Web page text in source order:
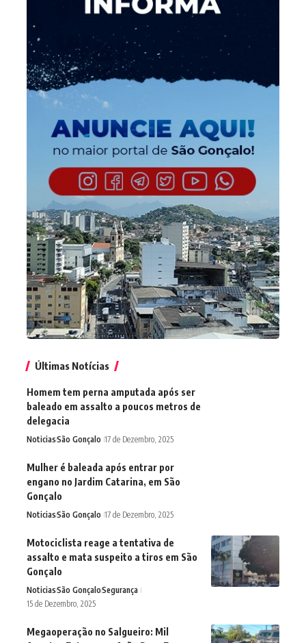
Últimas Notícias
Homem tem perna amputada após ser
baleado em assalto a poucos metros de
delegacia
NoticiasSão Gonçalo 17 de Dezembro, 2025
Mulher é baleada após entrar por
engano no Jardim Catarina, em São
Gonçalo
NoticiasSão Gonçalo 17 de Dezembro, 2025
Motociclista reage a tentativa de
assalto e mata suspeito a tiros em São
Gonçalo
NoticiasSão GonçaloSegurança
15 de Dezembro, 2025
Megaoperação no Salgueiro: Mil